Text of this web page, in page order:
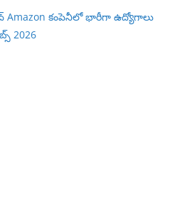
కంపెనీలో భారీగా ఉద్యోగాలు
2026